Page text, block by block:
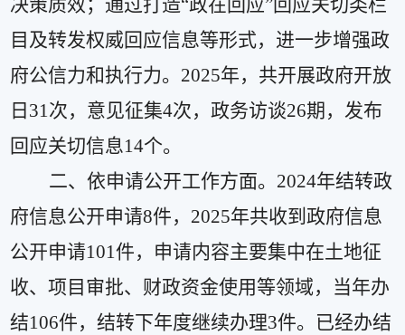
决策质效；通过打造“政在回应”回应关切类栏
目及转发权威回应信息等形式，进一步增强政
府公信力和执行力。 2025年，共开展政府开放
日 31次，意见征集4次，政务访谈26期，发布
回应关切信息14个。
二、依申请公开工作方面。 2024年结转政
府信息公开申请8件， 2025年共收到政府信息
公开申请101件，申请内容主要集中在土地征
收、项目审批、财政资金使用等领域，当年办
结106件，结转下年度继续办理3件。已经办结